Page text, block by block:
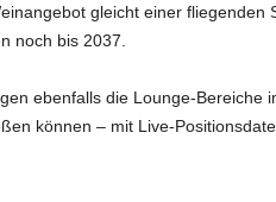
gleicht einer
noch bis 2037.
ebenfalls die Lounge-Bereiche
können – mit Live-